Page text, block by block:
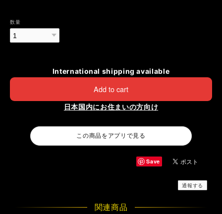
数量
International shipping available
Add to cart
日本国内にお住まいの方向け
この商品をアプリで見る
Save
通報する
関連商品